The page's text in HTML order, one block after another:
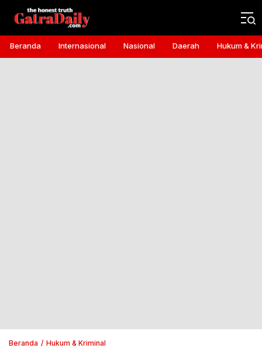
Gatra Daily
the honest truth
Beranda Internasional Nasional Daerah Hukum &
Beranda Hukum & Kriminal